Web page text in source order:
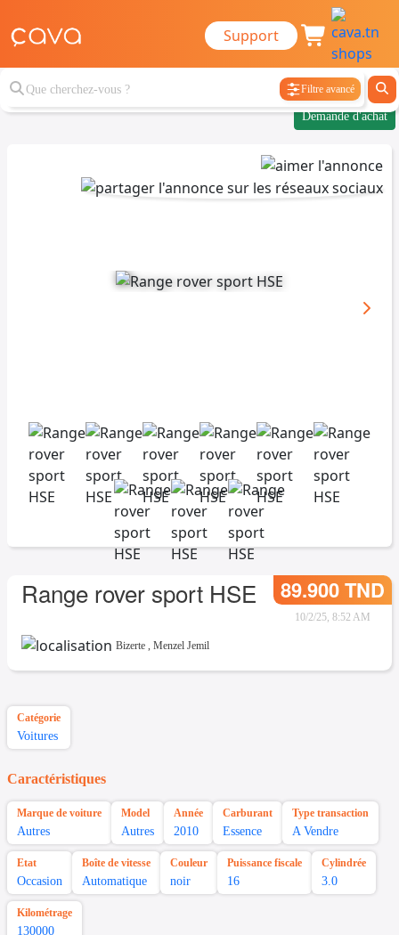
Support
Filtre avancé
Demande d'achat
Range rover sport HSE 89.900 TND
10/2/25, 8:52 AM
Bizerte , Menzel Jemil
Catégorie
Voitures
Caractéristiques
Marque de voiture
Autres
Model
Autres
Année
2010
Carburant
Essence
Type transaction
A Vendre
Etat
Occasion
Boîte de vitesse
Automatique
Couleur
noir
Puissance fiscale
16
Cylindrée
3.0
Kilométrage
130000